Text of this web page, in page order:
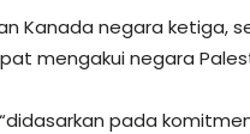
Kanada negara ketiga,
mengakui negara
pada